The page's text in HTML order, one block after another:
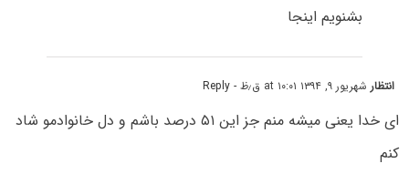
بشنویم اینجا
انتظارشهریور ۹, ۱۳۹۴ at ۱۰:۰۱ ق٫ظ - Reply
ای خدا یعنی میشه منم جز این ۵۱ درصد باشم و دل خانوادمو شاد
کنم